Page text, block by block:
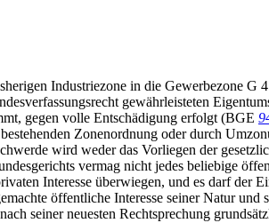
Industriezone in die Gewerbezone
gewährleisteten
gegen volle Entschädigung erfolgt (BGE
Zonenordnung oder durch
wird weder das Vorliegen der
vermag nicht jedes beliebige
Interesse überwiegen, und es darf der
öffentliche Interesse seiner Natur
seiner neuesten Rechtsprechung